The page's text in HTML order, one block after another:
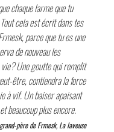
chaque larme que tu
cela est écrit dans tes
parce que tu es une
de nouveau les
vie? Une goutte qui remplit
être, contiendra la force
à vif. Un baiser apaisant
beaucoup plus encore.
père de Frmesk, La laveuse